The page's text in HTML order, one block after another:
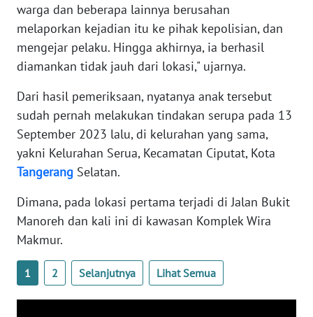
warga dan beberapa lainnya berusahan
melaporkan kejadian itu ke pihak kepolisian, dan
mengejar pelaku. Hingga akhirnya, ia berhasil
diamankan tidak jauh dari lokasi," ujarnya.
Dari hasil pemeriksaan, nyatanya anak tersebut
sudah pernah melakukan tindakan serupa pada 13
September 2023 lalu, di kelurahan yang sama,
yakni Kelurahan Serua, Kecamatan Ciputat, Kota
Tangerang Selatan.
Dimana, pada lokasi pertama terjadi di Jalan Bukit
Manoreh dan kali ini di kawasan Komplek Wira
Makmur.
1 2 Selanjutnya Lihat Semua
WN
BANTEN
WN
WN
KEPRI
WN
WN
PAPUA
WN
RIAU